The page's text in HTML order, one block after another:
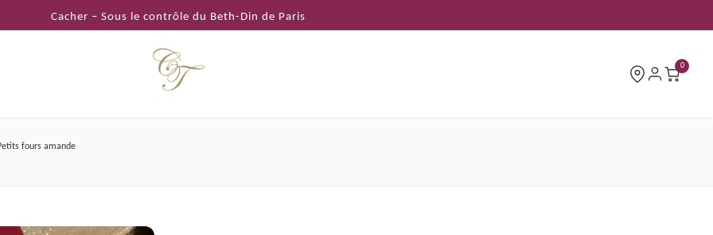
Cacher – Sous le contrôle du Beth-Din de Paris
0
fours amande